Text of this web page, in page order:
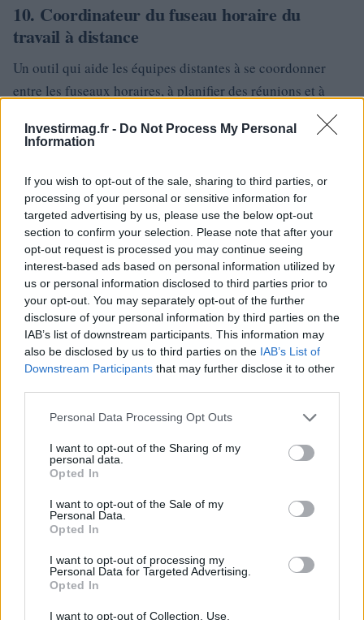
Investirmag.fr - Do Not Process My Personal
Information
If you wish to opt-out of the sale, sharing to third parties, or
processing of your personal or sensitive information for
targeted advertising by us, please use the below opt-out
section to confirm your selection. Please note that after your
opt-out request is processed you may continue seeing
interest-based ads based on personal information utilized by
us or personal information disclosed to third parties prior to
your opt-out. You may separately opt-out of the further
disclosure of your personal information by third parties on the
IAB’s list of downstream participants. This information may
also be disclosed by us to third parties on the IAB’s List of
Downstream Participants that may further disclose it to other
Please note that this website/app uses one or more Google
not limited to your visit or usage behaviour. You may click to
grant or deny consent to Google and its third-party tags to
use your data for below specified purposes in below Google
consent section.
Personal Data Processing Opt Outs
I want to opt-out of the Sharing of my
personal data.
Opted In
I want to opt-out of the Sale of my
Personal Data.
Opted In
I want to opt-out of processing my
Personal Data for Targeted Advertising.
Opted In
I want to opt-out of Collection, Use,
10. Coordinateur du fuseau horaire du
travail à distance
Un outil qui aide les équipes distantes à se coordonner
entre les fuseaux horaires, à planifier des réunions et à
gérer les horaires de travail. Cela pourrait inclure des
intégrations avec des outils tels que Slack, la planification
notifications
11. Créateur de défis de fitness personnalisés
Une application qui permet aux utilisateurs de créer et de
participer à des défis de fitness personnalisés, de suivre
leurs progrès et de participer à des compétitions avec des
amis. Les principales capacités incluraient la création de
Ces 11 idées de Micro SaaS constituent un excellent point
de départ pour les développeurs et les entrepreneurs qui
souhaitent pénétrer le marché du SaaS. Chacune de ces
créer un impact positif sur les utilisateurs. Commencez à
travailler sur l’une de ces idées ce week-end et découvrez